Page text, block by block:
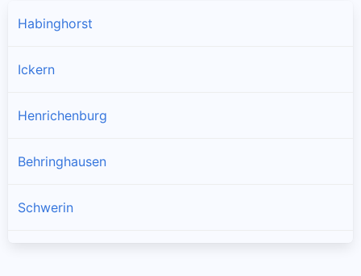
Habinghorst
Ickern
Henrichenburg
Behringhausen
Schwerin